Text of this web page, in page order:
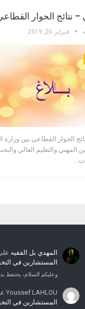
نتائج الحوار
فبراير 26, 2019
الحوار القطاعي بين وزارة
المهني والتعليم العالي
المهدي بل الفقيه
المستشارين في التخطيط
وعليكم السلام، يحتفظ
Youssef LAHLOU
المستشارين في التخطيط